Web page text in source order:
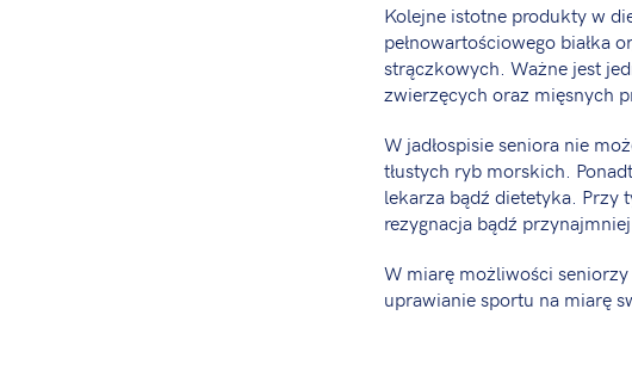
Kolejne istotne produkty w
pełnowartościowego białka
strączkowych. Ważne jest
zwierzęcych oraz mięsnych
W jadłospisie seniora nie
tłustych ryb morskich.
lekarza bądź dietetyka. Przy
rezygnacja bądź
W miarę możliwości
uprawianie sportu na miarę